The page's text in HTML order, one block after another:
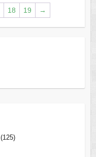
18 19 →
(125)